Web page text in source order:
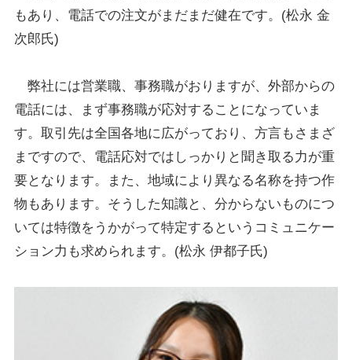
もあり、電話での注文がまだまだ健在です。(松永 金
次郎氏)
弊社には営業職、事務職がおりますが、外部からの
電話には、まず事務職が応対することになっていま
す。取引先は全国各地に広がっており、方言もさまざ
まですので、電話応対ではしっかりと聞き取る力が重
要となります。また、地域により異なる名称を持つ作
物もあります。そうした知識と、分からないものにつ
いては特徴をうかがって特定するというコミュニケー
ション力も求められます。(松永 伊都子氏)